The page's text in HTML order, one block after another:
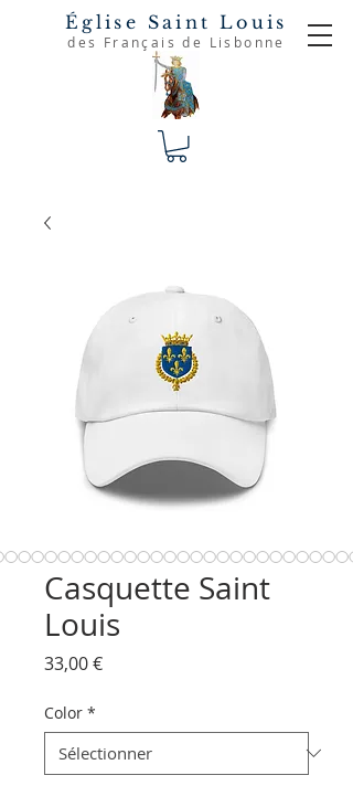
Église Saint Louis
des Français de Lisbonne
Casquette Saint
Louis
33,00 €Prix
Color *